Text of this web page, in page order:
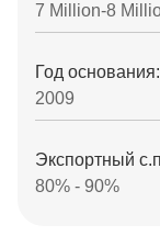
7 Million-8
Год основания:
2009
Экспортный
80% - 90%